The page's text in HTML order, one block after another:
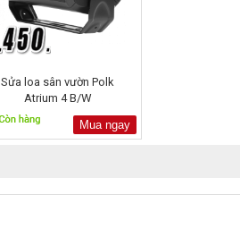
Sửa loa sân vườn Polk
Atrium 4 B/W
Mua ngay